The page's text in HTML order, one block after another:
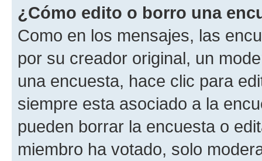
¿Cómo edito o borro una
Como en los mensajes, las
por su creador original, un
una encuesta, hace clic para
siempre esta asociado a la
pueden borrar la encuesta o
miembro ha votado, solo